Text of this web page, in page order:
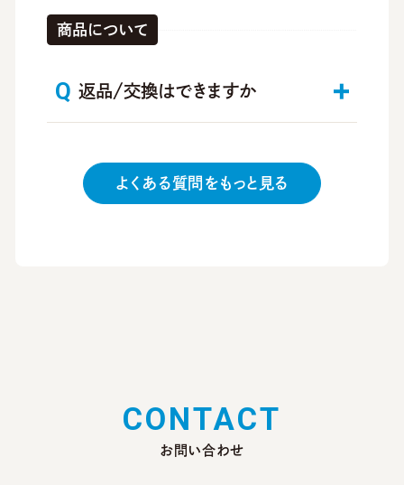
QR決済
（ほんたす ためいけのみ）
図書カード、図書カードNEXTについて
商品について
返品/交換はできますか
よくある質問をもっと見る
CONTACT
お問い合わせ